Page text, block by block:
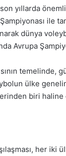
yıllarda
ile
dünya
Avrupa
temelinde,
ülke
biri
her